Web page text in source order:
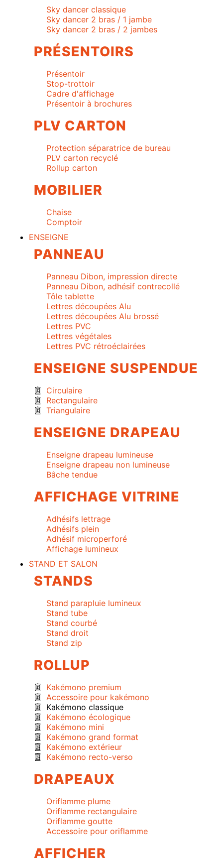
Sky dancer classique
Sky dancer 2 bras / 1 jambe
Sky dancer 2 bras / 2 jambes
PRÉSENTOIRS
Présentoir
Stop-trottoir
Cadre d'affichage
Présentoir à brochures
PLV CARTON
Protection séparatrice de bureau
PLV carton recyclé
Rollup carton
MOBILIER
Chaise
Comptoir
ENSEIGNE
PANNEAU
Panneau Dibon, impression directe
Panneau Dibon, adhésif contrecollé
Tôle tablette
Lettres découpées Alu
Lettres découpées Alu brossé
Lettres PVC
Lettres végétales
Lettres PVC rétroéclairées
ENSEIGNE SUSPENDUE
Circulaire
Rectangulaire
Triangulaire
ENSEIGNE DRAPEAU
Enseigne drapeau lumineuse
Enseigne drapeau non lumineuse
Bâche tendue
AFFICHAGE VITRINE
Adhésifs lettrage
Adhésifs plein
Adhésif microperforé
Affichage lumineux
STAND ET SALON
STANDS
Stand parapluie lumineux
Stand tube
Stand courbé
Stand droit
Stand zip
ROLLUP
Kakémono premium
Accessoire pour kakémono
Kakémono classique
Kakémono écologique
Kakémono mini
Kakémono grand format
Kakémono extérieur
Kakémono recto-verso
DRAPEAUX
Oriflamme plume
Oriflamme rectangulaire
Oriflamme goutte
Accessoire pour oriflamme
AFFICHER